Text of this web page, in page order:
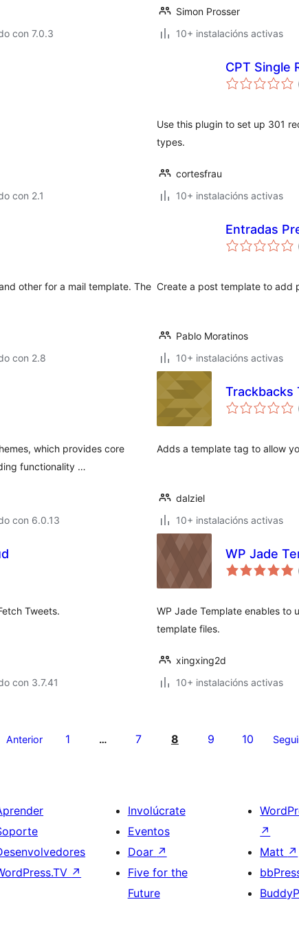
con 7.0.3
Simon Prosser
10+ instalacións activas
con 2.1
CPT Single
Use this plugin to set up 301
types.
cortesfrau
10+ instalacións activas
other for a mail template. The
con 2.8
Entradas
Create a post template to add
Pablo Moratinos
10+ instalacións activas
which provides core
functionality …
con 6.0.13
Trackbacks
Adds a template tag to allow
dalziel
10+ instalacións activas
Tweets.
con 3.7.41
WP Jade
WP Jade Template enables to
template files.
xingxing2d
10+ instalacións activas
Anterior 1 … 7 8 9 10
↗
Involúcrate
Eventos
Doar ↗
Five for the
Future
↗
Matt ↗